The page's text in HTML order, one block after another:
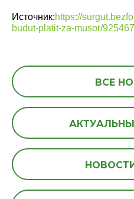
Источник:https://
budut-platit-za-musor/
ВСЕ